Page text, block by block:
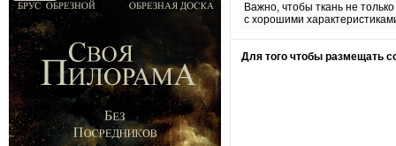
Важно, чтобы ткань не
с хорошими
Для того чтобы размещать